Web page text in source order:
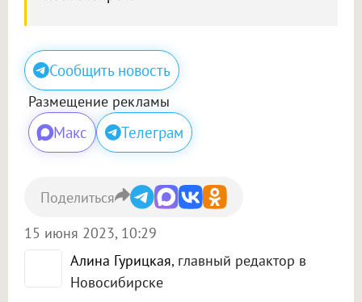
Сообщить новость
Размещение рекламы
Макс Телеграм
Алина Гурицкая, главный редактор в
Новосибирске
15 июня 2023, 10:29
Поделиться